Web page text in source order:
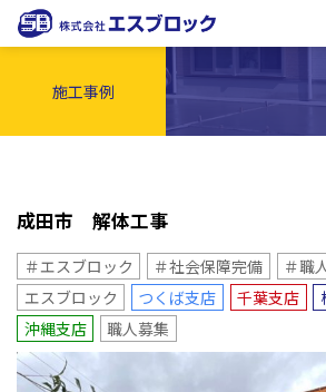
施工事例
成田市 解体工事
＃エスブロック ＃社会保障完備
＃職
エスブロック
つくば支店 千葉支店
沖縄支店
職人募集